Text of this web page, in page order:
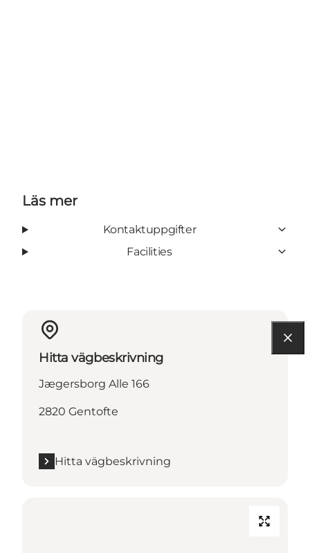
Läs mer
Kontaktuppgifter
Facilities
Hitta vägbeskrivning
Jægersborg Alle 166
2820 Gentofte
Hitta vägbeskrivning